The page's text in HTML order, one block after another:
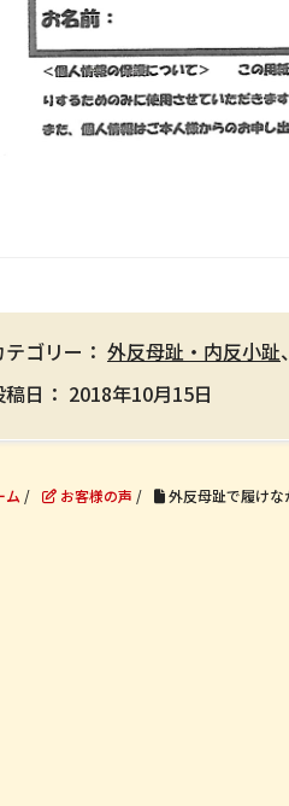
ゴリー： 外反母趾・内反小趾、
日： 2018年10月15日
ム / お客様の声 / 外反母趾で履け